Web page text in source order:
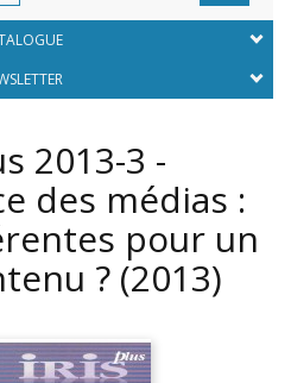
2013-3 -
des médias :
pour un
? (2013)